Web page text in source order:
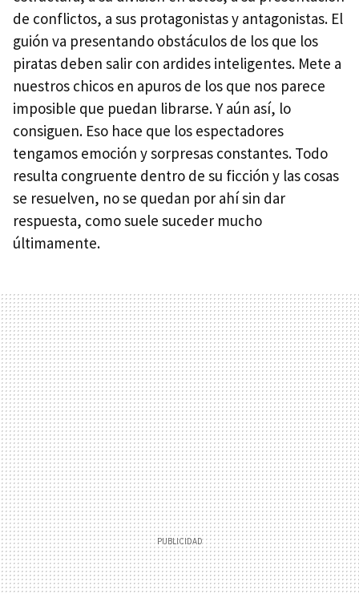
de conflictos, a sus protagonistas y antagonistas. El
guión va presentando obstáculos de los que los
piratas deben salir con ardides inteligentes. Mete a
nuestros chicos en apuros de los que nos parece
imposible que puedan librarse. Y aún así, lo
consiguen. Eso hace que los espectadores
tengamos emoción y sorpresas constantes. Todo
resulta congruente dentro de su ficción y las cosas
se resuelven, no se quedan por ahí sin dar
respuesta, como suele suceder mucho
últimamente.